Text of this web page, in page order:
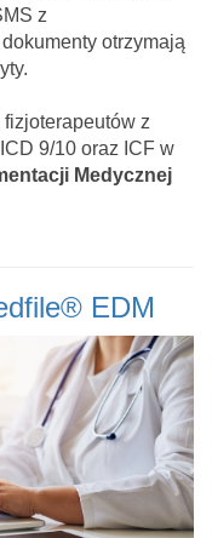
z
otrzymają
z
9/10 oraz ICF w
Medycznej
EDM